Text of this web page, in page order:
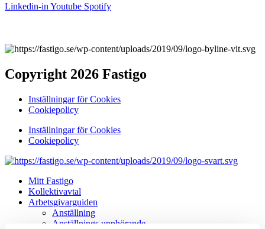
Linkedin-in Youtube Spotify
Copyright 2026 Fastigo
Inställningar för Cookies
Cookiepolicy
Inställningar för Cookies
Cookiepolicy
Mitt Fastigo
Kollektivavtal
Arbetsgivarguiden
Anställning
Anställnings upphörande